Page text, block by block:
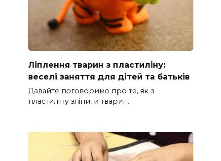
Ліплення тварин з пластиліну:
веселі заняття для дітей та батьків
Давайте поговоримо про те, як з
пластиліну зліпити тварин.